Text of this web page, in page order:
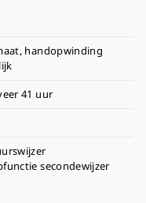
handopwinding
41 uur
secondewijzer